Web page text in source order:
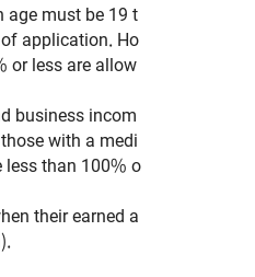
age must be 19 t
application. Ho
or less are allow
business incom
with a medi
less than 100% o
their earned a